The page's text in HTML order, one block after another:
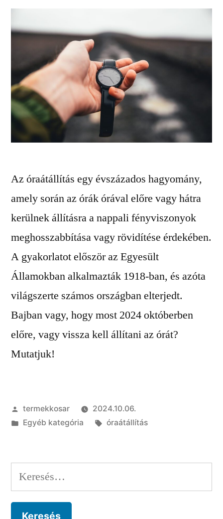
Az óraátállítás egy évszázados hagyomány,
amely során az órák órával előre vagy hátra
kerülnek állításra a nappali fényviszonyok
meghosszabbítása vagy rövidítése érdekében.
A gyakorlatot először az Egyesült
Államokban alkalmazták 1918-ban, és azóta
világszerte számos országban elterjedt.
Bajban vagy, hogy most 2024 októberben
előre, vagy vissza kell állítani az órát?
Mutatjuk!
Szerző:
termekkosar
2024.10.06.
Kategória:
Egyéb kategória Címke:
óraátállítás
Keresés: